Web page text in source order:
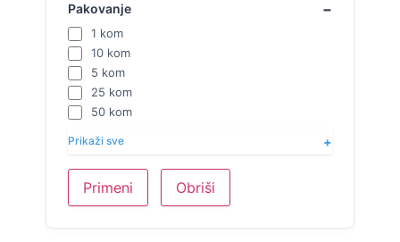
Pakovanje
1 kom
10 kom
5 kom
25 kom
50 kom
Prikaži sve
Primeni Obriši